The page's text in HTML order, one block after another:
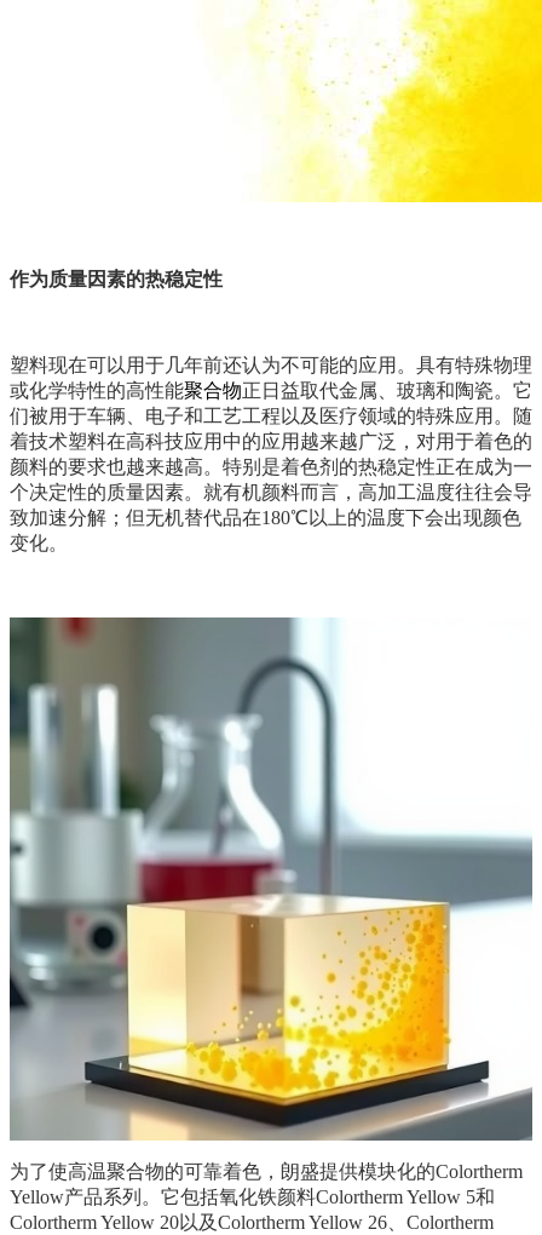
作为质量因素的热稳定性
塑料现在可以用于几年前还认为不可能的应用。具有特殊物理
或化学特性的高性能聚合物正日益取代金属、玻璃和陶瓷。它
们被用于车辆、电子和工艺工程以及医疗领域的特殊应用。随
着技术塑料在高科技应用中的应用越来越广泛，对用于着色的
颜料的要求也越来越高。特别是着色剂的热稳定性正在成为一
个决定性的质量因素。就有机颜料而言，高加工温度往往会导
致加速分解；但无机替代品在180℃以上的温度下会出现颜色
变化。
为了使高温聚合物的可靠着色，朗盛提供模块化的Colortherm
Yellow产品系列。它包括氧化铁颜料Colortherm Yellow 5和
Colortherm Yellow 20以及Colortherm Yellow 26、Colortherm